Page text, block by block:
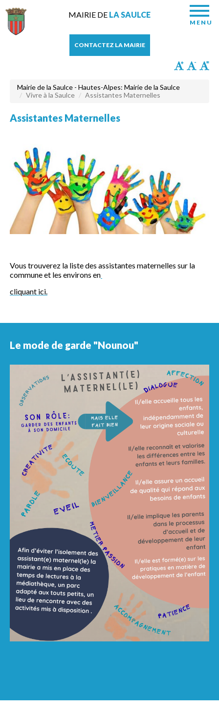
MAIRIE DE LA SAULCE
MENU
CONTACTEZ LA MAIRIE
Mairie de la Saulce - Hautes-Alpes: Mairie de la Saulce
Vivre à la Saulce
Assistantes Maternelles
Assistantes Maternelles
Vous trouverez la liste des assistantes maternelles sur la
commune et les environs en
cliquant ici.
Le mode de garde "Nounou"